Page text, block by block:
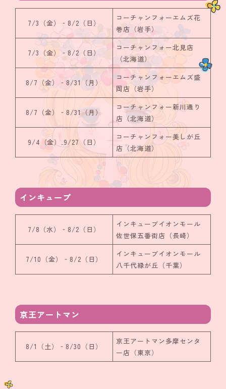
7/3（金）‐8/2（日）
コーチャンフォーエムズ花
巻店（岩手）
7/3（金）‐8/2（日）
コーチャンフォー北見店
（北海道）
8/7（金）‐8/31（月）
コーチャンフォーエムズ盛
岡店（岩手）
8/7（金）‐8/31（月）
コーチャンフォー新川通り
店（北海道）
9/4（金）₋9/27（日）
コーチャンフォー美しが丘
店（北海道）
インキューブ
7/8（水）‐8/2（日）
インキューブイオンモール
佐世保五番街店（長崎）
7/10（金）‐8/2（日）
インキューブイオンモール
八千代緑が丘（千葉）
京王アートマン
8/1（土）‐8/30（日）
京王アートマン多摩センタ
ー店（東京）